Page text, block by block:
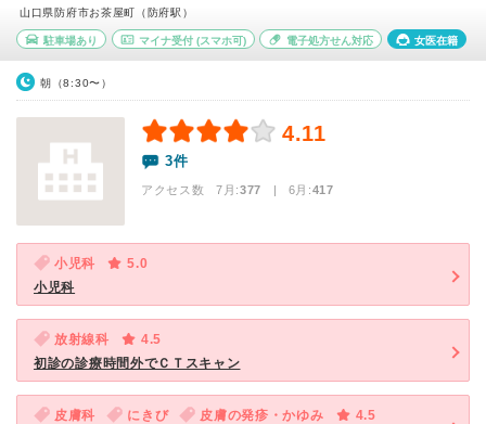
山口県防府市お茶屋町（防府駅）
駐車場あり マイナ受付(スマホ可) 電子処方せん対応 女医在籍
朝（8:30〜）
4.11
3件
アクセス数 7月:377 | 6月:417
小児科
5.0
小児科
放射線科
4.5
初診の診療時間外でＣＴスキャン
皮膚科 にきび 皮膚の発疹・かゆみ
4.5